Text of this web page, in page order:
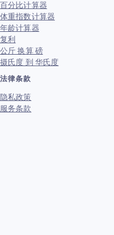
百分比计算器
体重指数计算器
年龄计算器
复利
公斤 换算 磅
摄氏度 到 华氏度
法律条款
隐私政策
服务条款